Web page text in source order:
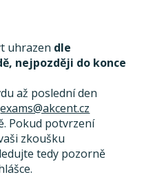
uhrazen dle
nejpozději do konce
až poslední den
exams@akcent.cz
Pokud potvrzení
zkoušku
tedy pozorně